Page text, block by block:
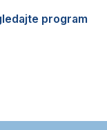
program